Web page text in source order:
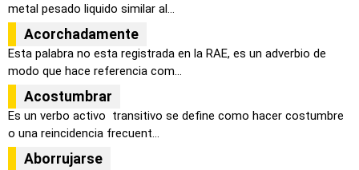
metal pesado liquido similar al...
Acorchadamente
Esta palabra no esta registrada en la RAE, es un adverbio de
modo que hace referencia com...
Acostumbrar
Es un verbo activo transitivo se define como hacer costumbre
o una reincidencia frecuent...
Aborrujarse